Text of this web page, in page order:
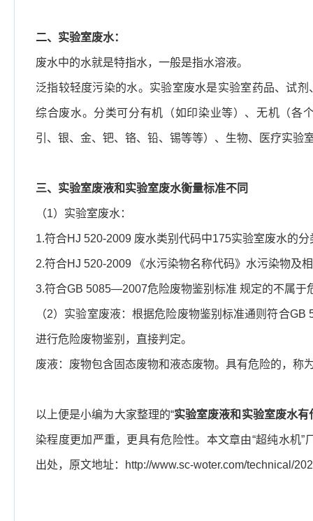
二、实验室废水：
废水中的水就是特指水，一般是指水溶液。
泛指较轻度污染的水。实验室废水是实验室药品、试
综合废水。分类可分有机（如印染业等）、无机（各
引、银、金、钯、铬、铅、锡等等）、生物、医疗实验
三、实验室废液和实验室废水衡量标准不同
（1）实验室废水：
1.符合HJ 520-2009 废水类别代码中175实验室废水的
2.符合HJ 520-2009 《水污染物名称代码》水污染物及
3.符合GB 5085—2007危险废物鉴别标准 规定的不属于
（2）实验室废液：根据危险废物鉴别标准通则符合
进行危险废物鉴别，直接判定。
废液：废物包含固态废物和液态废物。具有危险的，称
以上便是小编为大家整理的“实验室废液和实验室废水有
染程度更加严重，更具有危险性。 本文章由“超纯水机
出处，原文地址：http://www.sc-woter.com/technical/